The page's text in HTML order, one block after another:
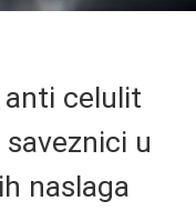
anti celulit
u
naslaga